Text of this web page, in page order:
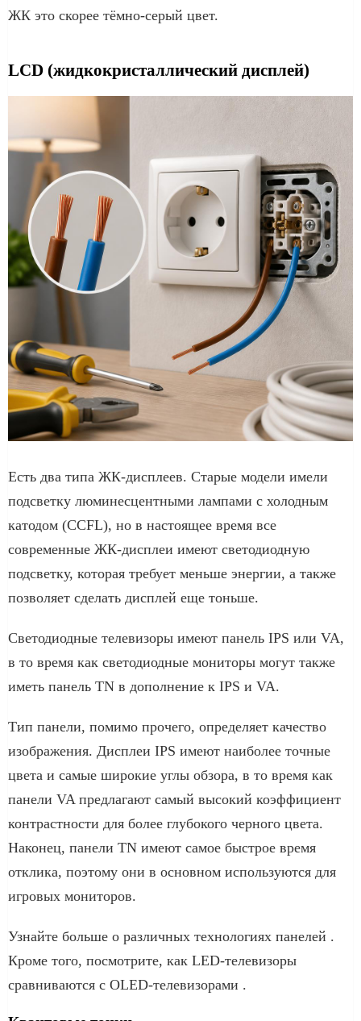
ЖК это скорее тёмно-серый цвет.
LCD (жидкокристаллический дисплей)
Есть два типа ЖК-дисплеев. Старые модели имели
подсветку люминесцентными лампами с холодным
катодом (CCFL), но в настоящее время все
современные ЖК-дисплеи имеют светодиодную
подсветку, которая требует меньше энергии, а также
позволяет сделать дисплей еще тоньше.
Светодиодные телевизоры имеют панель IPS или VA,
в то время как светодиодные мониторы могут также
иметь панель TN в дополнение к IPS и VA.
Тип панели, помимо прочего, определяет качество
изображения. Дисплеи IPS имеют наиболее точные
цвета и самые широкие углы обзора, в то время как
панели VA предлагают самый высокий коэффициент
контрастности для более глубокого черного цвета.
Наконец, панели TN имеют самое быстрое время
отклика, поэтому они в основном используются для
игровых мониторов.
Узнайте больше о различных технологиях панелей .
Кроме того, посмотрите, как LED-телевизоры
сравниваются с OLED-телевизорами .